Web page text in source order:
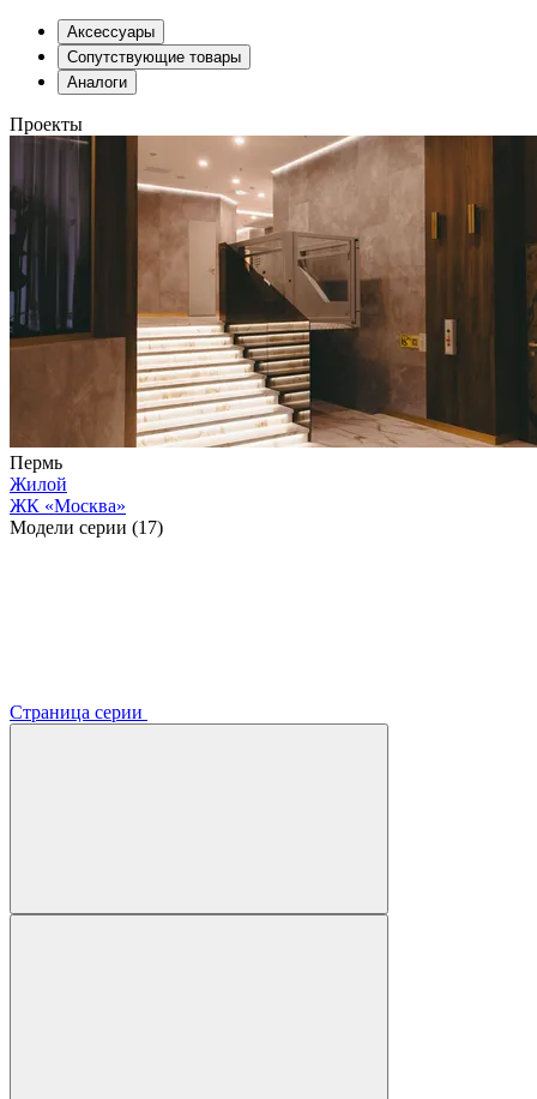
Аксессуары
Сопутствующие товары
Аналоги
Проекты
Пермь
Жилой
ЖК «Москва»
Модели серии (17)
Страница серии